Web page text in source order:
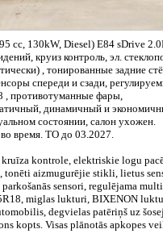
cc, 130kW, Diesel) E84 sDrive
круиз контроль, эл.
, тонированные задние
спереди и сзади,
, противотуманные фары,
динамичный и
состоянии, салон ухожен.
время. ТО до 03.2027.
kontrole, elektriskie logu
aizmugurējie stikli, lietus
sensori, regulējama
miglas lukturi, BIXENON
degvielas patēriņš uz
kopts. Visas plānotās apkopes